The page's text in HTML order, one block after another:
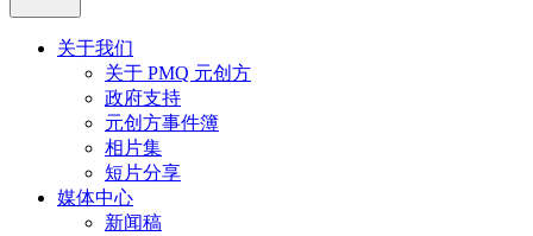
关于我们
关于 PMQ 元创方
政府支持
元创方事件簿
相片集
短片分享
媒体中心
新闻稿